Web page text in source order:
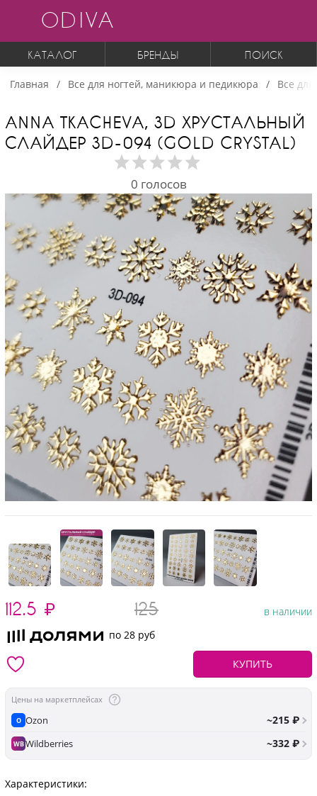
ODIVA
КАТАЛОГ БРЕНДЫ ПОИСК
Главная Все для ногтей, маникюра и педикюра Все
ANNA TKACHEVA, 3D ХРУСТАЛЬНЫЙ
СЛАЙДЕР 3D-094 (GOLD CRYSTAL)
0 голосов
112.5 ₽ 125
в наличии
по 28 руб
КУПИТЬ
Цены на маркетплейсах
O Ozon ~215 ₽
WBWildberries ~332 ₽
Характеристики: